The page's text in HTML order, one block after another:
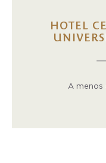
HOTEL
A menos